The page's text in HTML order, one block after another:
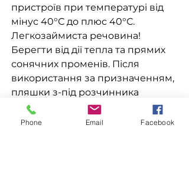
пристроїв при температурі від
мінус 40°С до плюс 40°С.
Легкозаймиста речовина!
Берегти від дії тепла та прямих
сонячних променів. Після
використання за призначенням,
пляшки з-під розчинника
повинні бути щільно закриті
закупорювальними засобами та
Phone Email Facebook